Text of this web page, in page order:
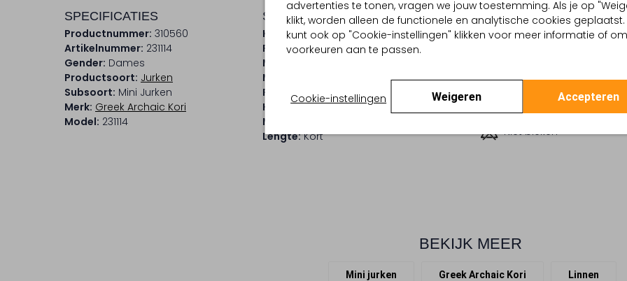
advertenties te tonen, vragen we jouw toestemming. Als je op
klikt, worden alleen de functionele en analytische cookies geplaatst.
kunt ook op "Cookie-instellingen" klikken voor meer informatie of
voorkeuren aan te passen.
Cookie-instellingen Weigeren Accepteren
SPECIFICATIES
Productnummer: 310560
Artikelnummer: 231114
Gender: Dames
Productsoort: Jurken
Subsoort: Mini Jurken
Merk: Greek Archaic Kori
Model: 231114
SAMENSTELLING & PASVORM
Kleur: Ecru
Patroon: Geprint
Materiaal:
Materiaalpercentages:
100% Linnen
Pasvorm:
Regular Fit
Halslijn: V-Hals
Mouwlengte:
Lengte: Kort
WASVOORSCHRIFTEN
Alleen handwassen
Kan niet in de
Niet bleken
BEKIJK MEER
Mini jurken Greek Archaic Kori Linnen